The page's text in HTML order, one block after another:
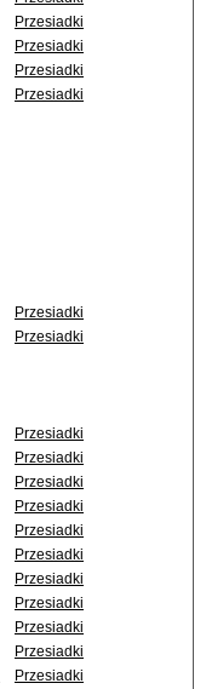
Przesiadki
Przesiadki
Przesiadki
Przesiadki
Przesiadki
Przesiadki
Przesiadki
Przesiadki
Przesiadki
Przesiadki
Przesiadki
Przesiadki
Przesiadki
Przesiadki
Przesiadki
Przesiadki
Przesiadki